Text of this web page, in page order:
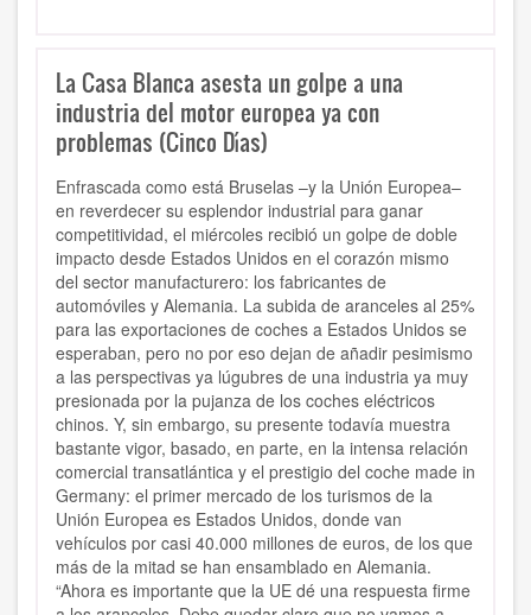
La Casa Blanca asesta un golpe a una
industria del motor europea ya con
problemas (Cinco Días)
Enfrascada como está Bruselas –y la Unión Europea–
en reverdecer su esplendor industrial para ganar
competitividad, el miércoles recibió un golpe de doble
impacto desde Estados Unidos en el corazón mismo
del sector manufacturero: los fabricantes de
automóviles y Alemania. La subida de aranceles al 25%
para las exportaciones de coches a Estados Unidos se
esperaban, pero no por eso dejan de añadir pesimismo
a las perspectivas ya lúgubres de una industria ya muy
presionada por la pujanza de los coches eléctricos
chinos. Y, sin embargo, su presente todavía muestra
bastante vigor, basado, en parte, en la intensa relación
comercial transatlántica y el prestigio del coche made in
Germany: el primer mercado de los turismos de la
Unión Europea es Estados Unidos, donde van
vehículos por casi 40.000 millones de euros, de los que
más de la mitad se han ensamblado en Alemania.
“Ahora es importante que la UE dé una respuesta firme